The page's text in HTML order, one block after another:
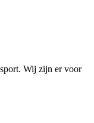
Wij zijn er voor